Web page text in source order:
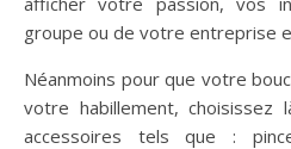
groupe ou de votre entreprise
Néanmoins pour que votre
votre habillement, choisissez
accessoires tels que :